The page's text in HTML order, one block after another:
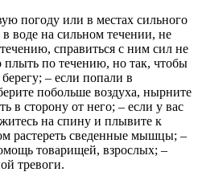
погоду или в местах сильного
воде на сильном течении, не
справиться с ним сил не
плыть по течению, но так, чтобы
– если попали в
побольше воздуха, нырните
в сторону от него; – если у вас
на спину и плывите к
растереть сведенные мышцы; –
товарищей, взрослых; –
тревоги.